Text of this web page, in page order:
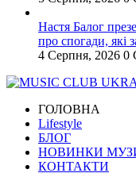
Настя Балог
про спогади, які
4 Серпня, 2026 0
ГОЛОВНА
Lifestyle
БЛОГ
НОВИНКИ
КОНТАКТИ